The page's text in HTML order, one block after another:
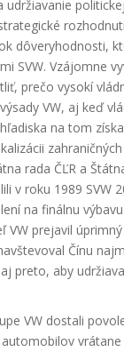
udržiavanie
dôveryhodnosti,
SVW. Vzájomne
prečo vysokí
VW, aj keď
na tom
rada ČĽR a
v roku 1989 SVW
na finálnu
VW prejavil
Čínu
preto, aby
VW dostali
vrátane